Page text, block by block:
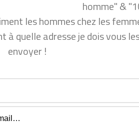
communautecyprine/
seduction/
Séduction Femmes ou me
homme" &
les hommes chez les
à quelle adresse je dois vous
envoyer !